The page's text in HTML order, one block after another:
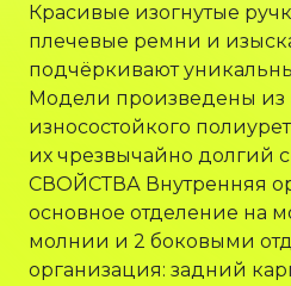
Красивые изогнутые
плечевые ремни и
подчёркивают
Модели произведены из
износостойкого
их чрезвычайно долгий
СВОЙСТВА Внутренняя
основное отделение на
молнии и 2 боковыми
организация: задний